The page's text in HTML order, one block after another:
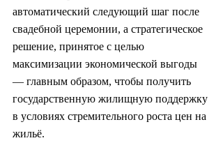
автоматический следующий шаг после
свадебной церемонии, а стратегическое
решение, принятое с целью
максимизации экономической выгоды
— главным образом, чтобы получить
государственную жилищную поддержку
в условиях стремительного роста цен на
жильё.